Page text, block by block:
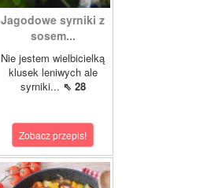
Jagodowe syrniki z
sosem...
Nie jestem wielbicielką
klusek leniwych ale
syrniki... ⇖ 28
Zobacz przepis!